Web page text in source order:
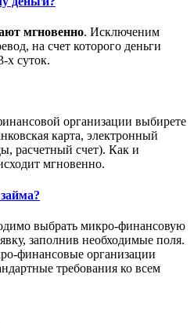
мгновенно. Исключеним
на счет которого деньги
х суток.
организации выбирете
карта, электронный
расчетный счет). Как и
мгновенно.
выбрать микро-финансовую
заполнив необходимые поля.
финансовые организации
требования ко всем